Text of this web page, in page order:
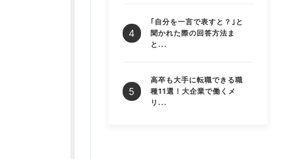
｢自分を一言で表すと？｣と
聞かれた際の回答方法ま
と...
高卒も大手に転職できる職
種11選！大企業で働くメ
リ...